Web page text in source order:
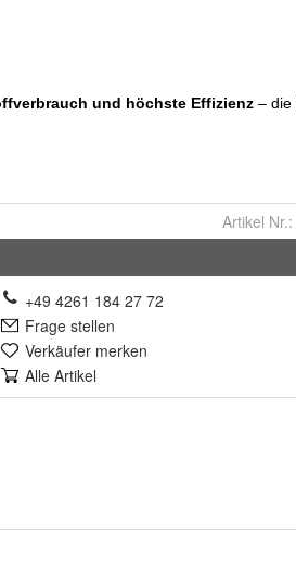
Artikel Nr.:
+49 4261 184 27 72
Frage stellen
Verkäufer merken
Alle Artikel